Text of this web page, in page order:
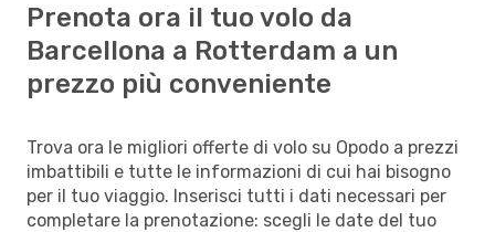
Prenota ora il tuo volo da
Barcellona a Rotterdam a un
prezzo più conveniente
Trova ora le migliori offerte di volo su Opodo a prezzi
imbattibili e tutte le informazioni di cui hai bisogno
per il tuo viaggio. Inserisci tutti i dati necessari per
completare la prenotazione: scegli le date del tuo